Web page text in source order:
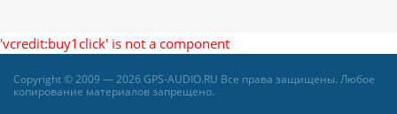
'vcredit:buy1click' is not a component
Copyright © 2009 — 2026 GPS-AUDIO.RU Все права защищены. Любое
копирование материалов запрещено.